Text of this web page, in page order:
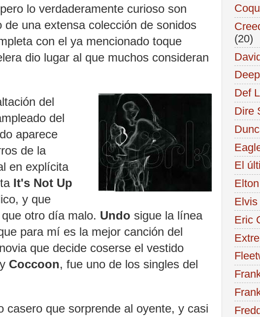
lo verdaderamente curioso son
una extensa colección de sonidos
con el ya mencionado toque
dio lugar al que muchos consideran
del
del
aparece
de la
en explícita
It's Not Up
y que
otro día malo. Undo sigue la línea
para mí es la mejor canción del
que decide coserse el vestido
y Coccoon, fue uno de los singles del
casero que sorprende al oyente, y casi
(20)
Def
Dire
El
Eric